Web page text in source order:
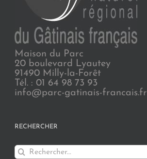
Maison du Parc
20 boulevard Lyautey
91490 Milly-la-Forêt
Tél. : 01 64 98 73 93
info@parc-gatinais-francais.fr
RECHERCHER
Rechercher: